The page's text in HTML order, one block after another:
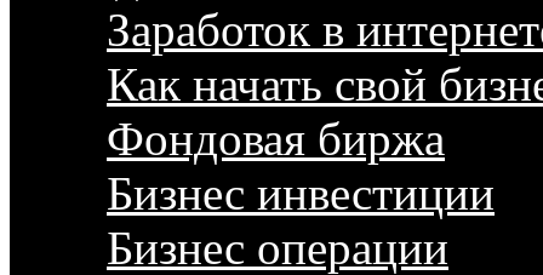
Заработок в
Как начать свой
Фондовая биржа
Бизнес инвестиции
Бизнес операции